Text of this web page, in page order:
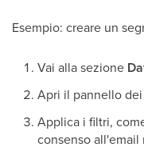
Esempio: creare un
Vai alla sezione
Apri il pannello
Applica i filtri,
consenso